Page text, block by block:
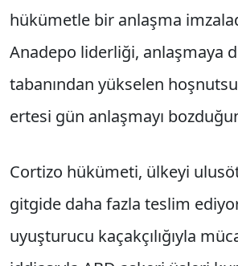
hükümetle bir anlaşma
Anadepo liderliği, anlaşmaya
tabanından yükselen
ertesi gün anlaşmayı
Cortizo hükümeti, ülkeyi
gitgide daha fazla teslim
uyuşturucu kaçakçılığıyla